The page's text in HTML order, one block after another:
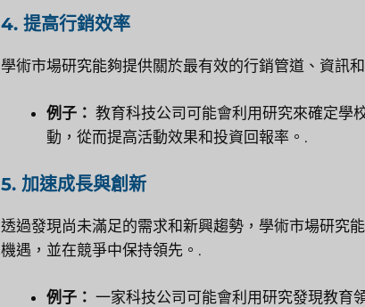
4. 提高行銷效率
學術市場研究能夠提供關於最有效的行銷管道、資訊
例子： 教育科技公司可能會利用研究來確定學
動，從而提高活動效果和投資回報率。.
5. 加速成長與創新
透過發現尚未滿足的需求和新興趨勢，學術市場研究
機遇，並在競爭中保持領先。.
例子： 一家科技公司可能會利用研究發現教育